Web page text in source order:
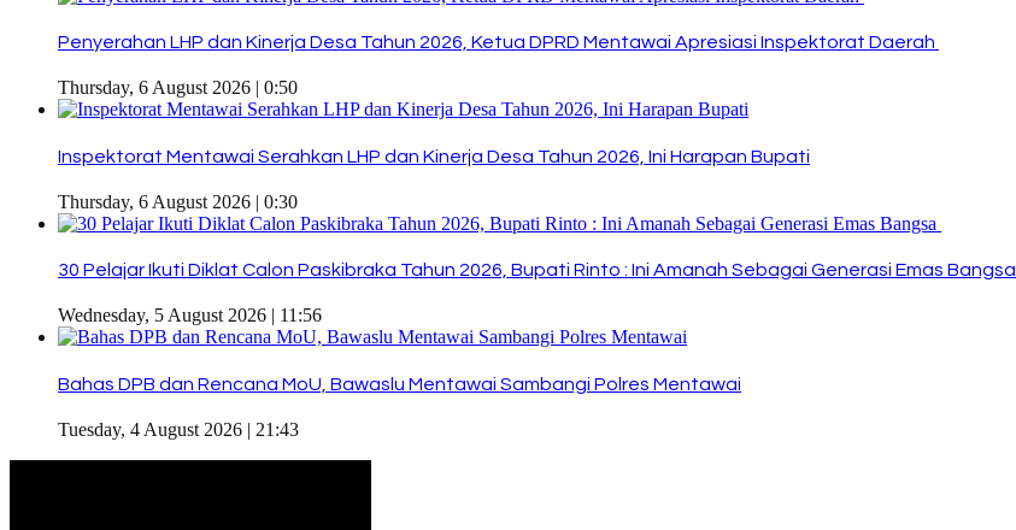
Penyerahan LHP dan Kinerja Desa Tahun 2026, Ketua DPRD Mentawai Apresiasi Inspektorat Daerah
Thursday, 6 August 2026 | 0:50
Inspektorat Mentawai Serahkan LHP dan Kinerja Desa Tahun 2026, Ini Harapan Bupati
Thursday, 6 August 2026 | 0:30
30 Pelajar Ikuti Diklat Calon Paskibraka Tahun 2026, Bupati Rinto : Ini Amanah Sebagai Generasi Emas Bangsa
Wednesday, 5 August 2026 | 11:56
Bahas DPB dan Rencana MoU, Bawaslu Mentawai Sambangi Polres Mentawai
Tuesday, 4 August 2026 | 21:43